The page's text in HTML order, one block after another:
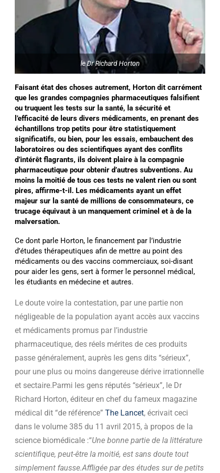
le Dr Richard Horton
Faisant état des choses autrement, Horton dit carrément
que les grandes compagnies pharmaceutiques falsifient
ou truquent les tests sur la santé, la sécurité et
l’efficacité de leurs divers médicaments, en prenant des
échantillons trop petits pour être statistiquement
significatifs, ou bien, pour les essais, embauchent des
laboratoires ou des scientifiques ayant des conflits
d’intérêt flagrants, ils doivent plaire à la compagnie
pharmaceutique pour obtenir d’autres subventions. Au
moins la moitié de tous ces tests ne valent rien ou sont
pires, affirme-t-il. Les médicaments ayant un effet
majeur sur la santé de millions de consommateurs, ce
trucage équivaut à un manquement criminel et à de la
malversation.
Ce dont parle Horton, le financement par l’industrie
d’études thérapeutiques afin de mettre au point des
médicaments ou des vaccins commerciaux, soi-disant
pour aider les gens, sert à former le personnel médical,
les étudiants en médecine et autres.
Le doute voire la contestation, par une partie non
négligeable de la population ayant accès aux vaccins
et médicaments promus par l’industrie
pharmaceutique, des réels mérites de ces produits
passe généralement, auprès les gens dits “sérieux”,
pour une plus ou moins dangereuse dérive irrationnelle
et sectaire.Parmi les gens réputés “sérieux”, le Dr
Richard Horton, éditeur en chef du fameux magazine
médical dit “de référence” The Lancet, écrivait ceci
dans le volume 385 du 11 avril 2015, à propos de la
science biomédicale :“Une bonne partie de la littérature
scientifique, peut-être la moitié, est sans doute tout
simplement fausse.Affligée par des études sur de petits